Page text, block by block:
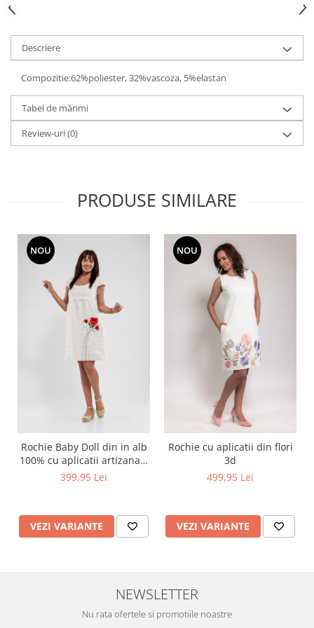
Descriere
Compozitie:62%poliester, 32%vascoza, 5%elastan
Tabel de mărimi
Review-uri(0)
PRODUSE SIMILARE
NOU
Rochie Baby Doll din in alb
100% cu aplicatii artizanale
maci rosii
399,95 Lei
VEZI VARIANTE
NOU
Rochie cu aplicatii din flori
3d
499,95 Lei
VEZI VARIANTE
NEWSLETTER
Nu rata ofertele si promotiile noastre